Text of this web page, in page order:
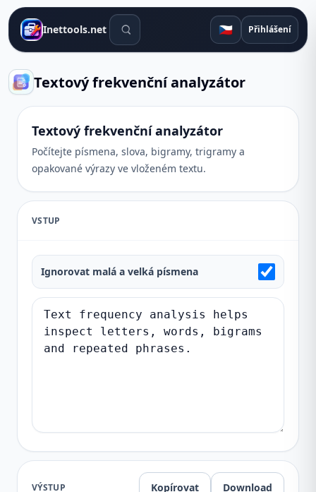
Inettools.net Vyhledávací nástroje 🇨🇿 Přihlášení
Textový frekvenční analyzátor
Textový frekvenční analyzátor
Počítejte písmena, slova, bigramy, trigramy a
opakované výrazy ve vloženém textu.
VSTUP
Ignorovat malá a velká písmena
VÝSTUP Kopírovat Download